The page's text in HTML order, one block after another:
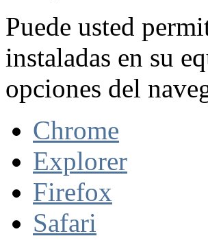
Puede usted
instaladas en su
opciones del
Chrome
Explorer
Firefox
Safari